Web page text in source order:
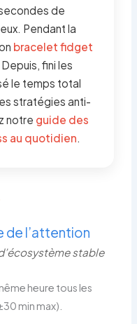
de
Pendant la
bracelet fidget
fini les
le temps total
stratégies anti-
notre guide des
au quotidien.
de l’attention
stable
heure tous les
min max).